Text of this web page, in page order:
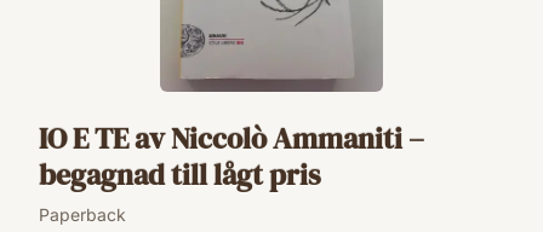
IO E TE av Niccolò Ammaniti –
begagnad till lågt pris
Paperback